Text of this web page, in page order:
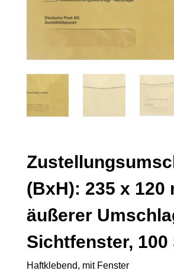
(BxH): 235 x 120
äußerer
Sichtfenster, 100
Haftklebend, mit Fenster